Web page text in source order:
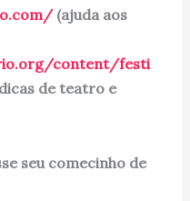
(ajuda aos
content/festi
de teatro e
seu comecinho de